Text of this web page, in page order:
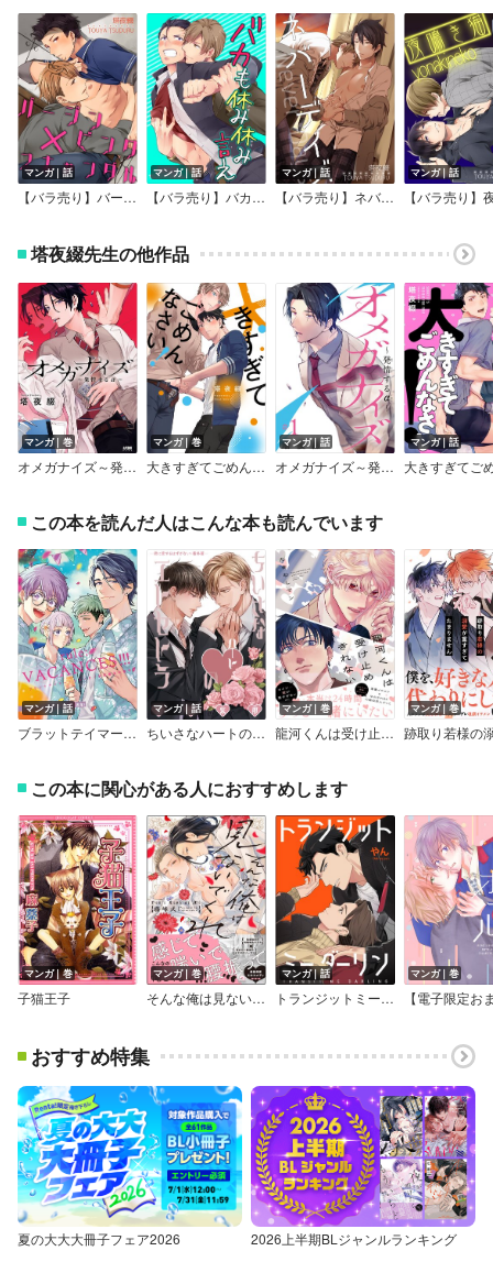
マンガ｜話
【バラ売り】バージンピンク×スキャンダル
マンガ｜話
【バラ売り】バカも休み休み言え
マンガ｜話
【バラ売り】ネバーデイズ
マンガ｜話
塔夜綴先生の他作品
マンガ｜巻
オメガナイズ～発情するα～【電子単行本】【Renta！限定ペーパー付】
マンガ｜巻
大きすぎてごめんなさい！【特典ペーパー／電子限定描き下ろし付き】
マンガ｜話
オメガナイズ～発情するα～
マンガ｜話
この本を読んだ人はこんな本も読んでいます
マンガ｜話
ブラットテイマー／ジョーカー 初回限定小冊子「rule：VACANCES！！！」
マンガ｜話
ちいさなハートのエトセトラ─君に恋するはずがない・番外篇─
マンガ｜巻
龍河くんは受け止めきれない【電子限定かきおろし付】
マンガ｜巻
この本に関心がある人におすすめします
マンガ｜巻
子猫王子
マンガ｜巻
そんな俺は見ないでくれ 【電子限定かきおろし漫画付】
マンガ｜話
トランジットミーダーリン（単話版）
マンガ｜巻
おすすめ特集
夏の大大大冊子フェア2026 2026上半期BLジャンルランキング